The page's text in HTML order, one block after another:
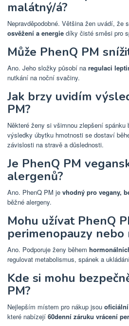
malátný/á?
Nepravděpodobné. Většina žen uvádí, že
osvěžení a energie díky čisté směsi pro
Může PhenQ PM
Ano. Jeho složky působí na regulaci
nutkání na noční svačiny.
Jak brzy uvidím
PM?
Některé ženy si všimnou zlepšení spánku
výsledky úbytku hmotnosti se dostaví
závislosti na stravě a důslednosti.
Je PhenQ PM
alergenů?
Ano. PhenQ PM je vhodný pro vegany,
běžné alergeny.
Mohu užívat PhenQ
perimenopauzy nebo
Ano. Podporuje ženy během
regulovat metabolismus, spánek a
Kde si mohu
PM?
Nejlepším místem pro nákup jsou oficiální
které nabízejí 60denní záruku vrácení